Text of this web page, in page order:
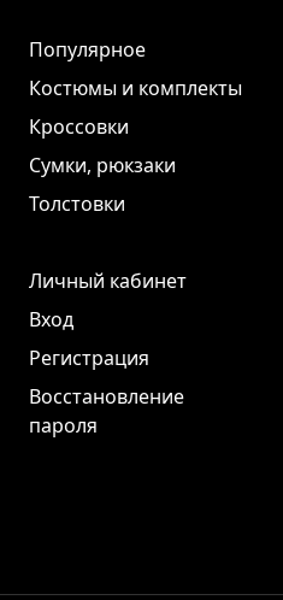
Популярное
Костюмы и комплекты
Кроссовки
Сумки, рюкзаки
Толстовки
Личный кабинет
Вход
Регистрация
Восстановление
пароля